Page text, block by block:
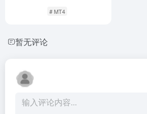
# MT4
暂无评论